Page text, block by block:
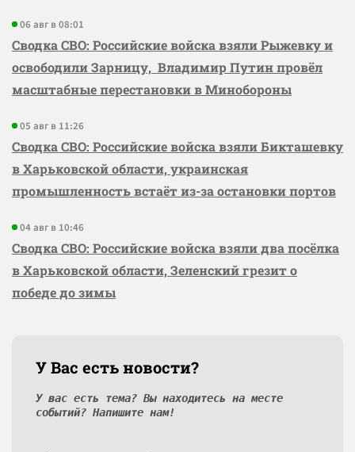
06 авг в 08:01
Сводка СВО: Российские войска взяли Рыжевку и
освободили Зарницу, Владимир Путин провёл
масштабные перестановки в Минобороны
05 авг в 11:26
Сводка СВО: Российские войска взяли Бикташевку
в Харьковской области, украинская
промышленность встаёт из-за остановки портов
04 авг в 10:46
Сводка СВО: Российские войска взяли два посёлка
в Харьковской области, Зеленский грезит о
победе до зимы
У Вас есть новости?
У вас есть тема? Вы находитесь на месте
событий? Напишите нам!